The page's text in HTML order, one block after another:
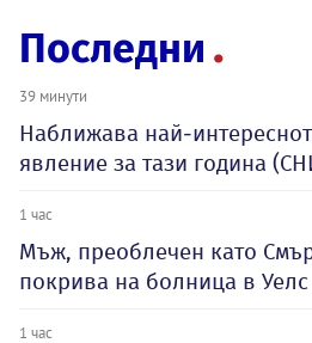
Последни
39 минути
Наближава най-
явление за тази година
1 час
Мъж, преоблечен като
покрива на болница в Уелс
1 час